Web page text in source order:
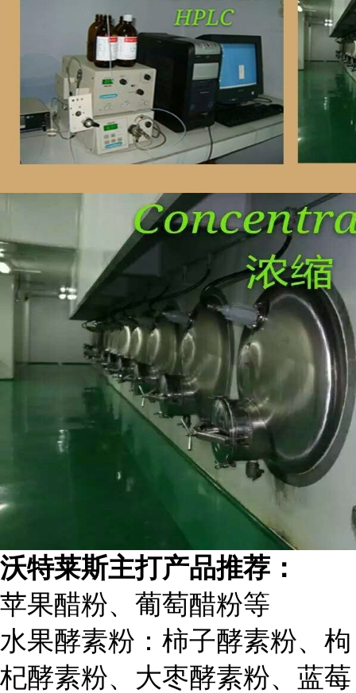
沃特莱斯主打产品推荐：
苹果醋粉、葡萄醋粉等
水果酵素粉：柿子酵素粉、枸
杞酵素粉、大枣酵素粉、蓝莓